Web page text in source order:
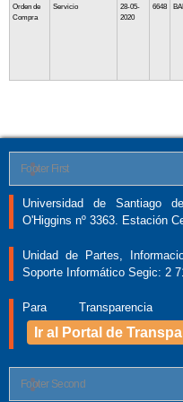
Orden de
Compra
Servicio
28-05-
2020
6648
Footer First
Universidad de Santiago
O'Higgins nº 3363. Estación
Unidad de Partes,
Soporte Informático Segic: 2
Para
Ir al Portal de
Footer Second